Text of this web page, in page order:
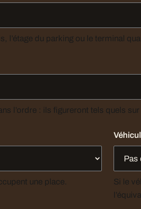
Numéro, rue et commune. Précisez
Si le trajet comporte plusieurs arrêts, écrivez-les dans
une place.
Si le